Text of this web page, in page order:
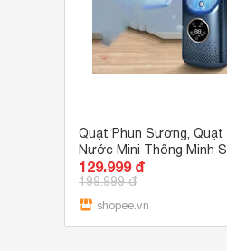
Quạt Phun Sương, Quạt
Nước Mini Thông Minh
Yên Tĩnh, 6 tốc độ làm
129.999 đ
199.999 đ
shopee.vn